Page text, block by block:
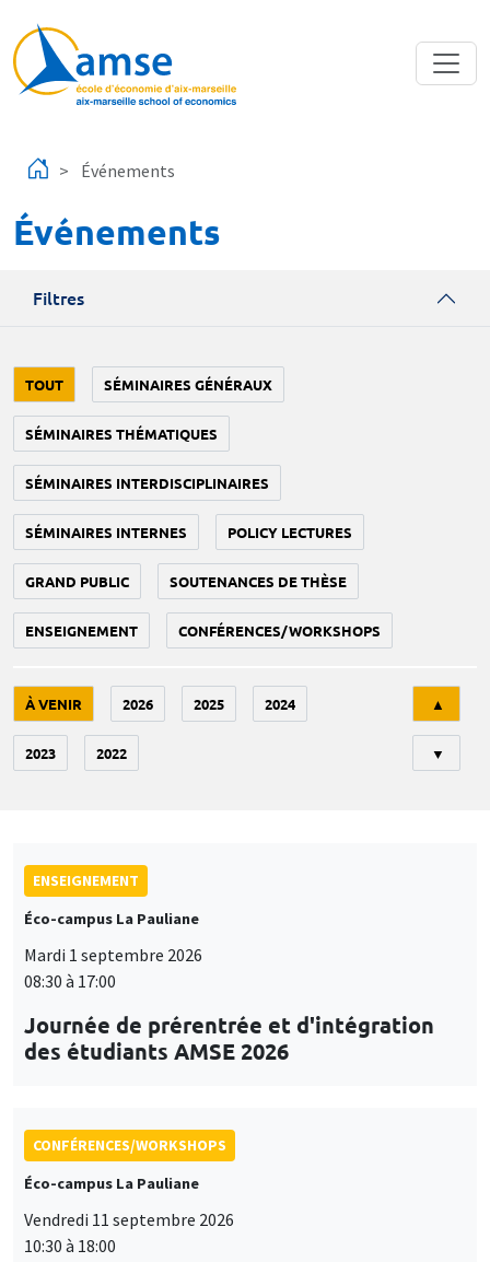
Événements
Événements
Filtres
TOUT SÉMINAIRES GÉNÉRAUX
SÉMINAIRES THÉMATIQUES
SÉMINAIRES INTERDISCIPLINAIRES
SÉMINAIRES INTERNES POLICY LECTURES
GRAND PUBLIC SOUTENANCES DE THÈSE
ENSEIGNEMENT CONFÉRENCES/WORKSHOPS
À VENIR 2026 2025 2024
2023 2022
▲
▼
ENSEIGNEMENT
Éco-campus La Pauliane
Mardi 1 septembre 2026
08:30 à 17:00
Journée de prérentrée et d'intégration
des étudiants AMSE 2026
CONFÉRENCES/WORKSHOPS
Éco-campus La Pauliane
Vendredi 11 septembre 2026
10:30 à 18:00